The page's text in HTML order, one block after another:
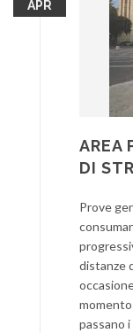
APR
AREA
DI
Prove
distanze
passano